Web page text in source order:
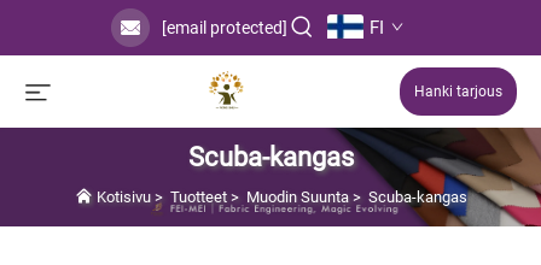
[email protected] FI
Hanki tarjous
Scuba-kangas
Kotisivu> Tuotteet> Muodin Suunta> Scuba-kangas